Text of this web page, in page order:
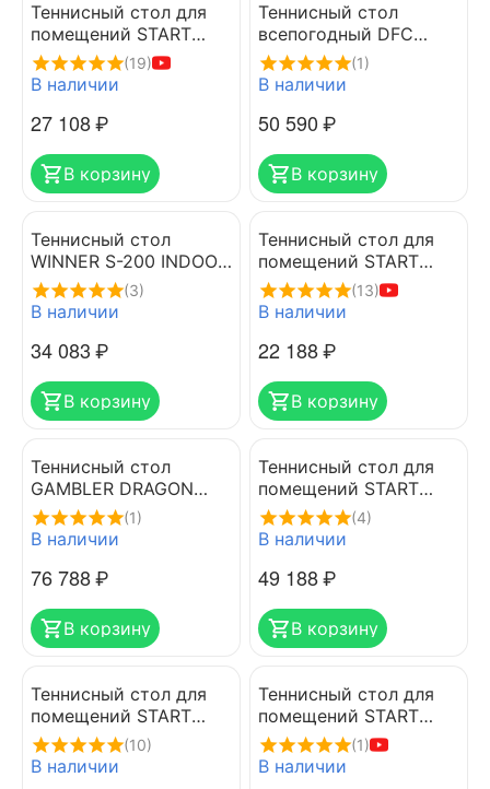
Теннисный стол для
помещений START
LINE GAME INDOOR с
сеткой синий
(19)
В наличии
27 108₽
В корзину
Теннисный стол
всепогодный DFC
TORNADO зеленый
(1)
В наличии
50 590₽
В корзину
Теннисный стол
WINNER S-200 INDOOR
274 х 152.5 х 76 см с
сеткой, складной для
(3)
В наличии
34 083₽
В корзину
Теннисный стол для
помещений START
LINE OLYMPIC с
сеткой
(13)
В наличии
22 188₽
В корзину
Теннисный стол
GAMBLER DRAGON
BLUE
(1)
В наличии
76 788₽
В корзину
Теннисный стол для
помещений START
LINE LEADER
(4)
В наличии
49 188₽
В корзину
Теннисный стол для
помещений START
LINE CADET(10)
В наличии
Теннисный стол для
помещений START
LINE TOP EXPERT 6045
(1)
В наличии